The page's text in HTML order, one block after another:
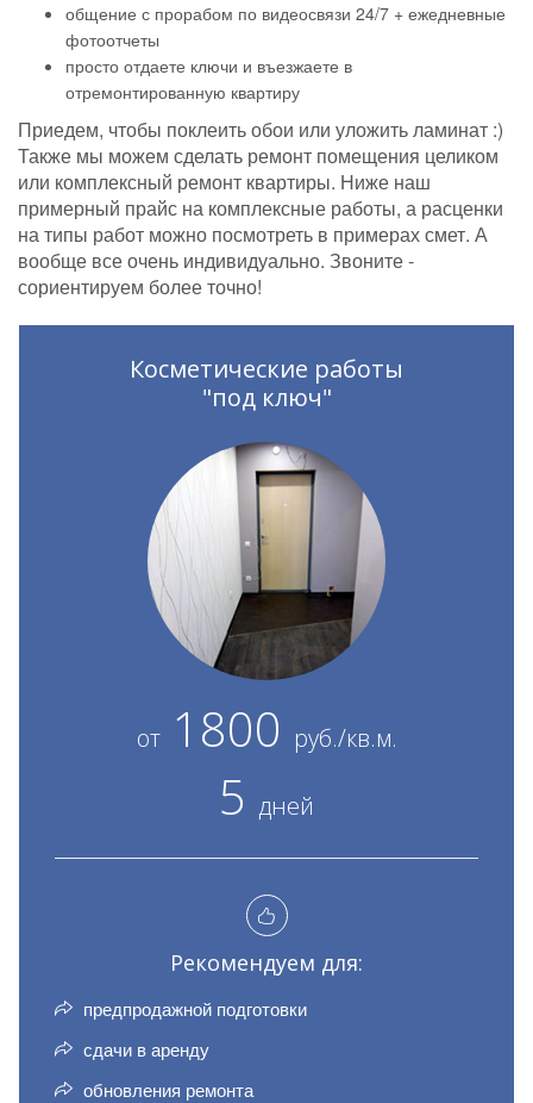
общение с прорабом по видеосвязи 24/7 + ежедневные
фотоотчеты
просто отдаете ключи и въезжаете в
отремонтированную квартиру
Приедем, чтобы поклеить обои или уложить ламинат :)
Также мы можем сделать ремонт помещения целиком
или комплексный ремонт квартиры. Ниже наш
примерный прайс на комплексные работы, а расценки
на типы работ можно посмотреть в примерах смет. А
вообще все очень индивидуально. Звоните -
сориентируем более точно!
Косметические работы
"под ключ"
от1800 руб./кв.м.
5 дней
Рекомендуем для:
предпродажной подготовки
сдачи в аренду
обновления ремонта